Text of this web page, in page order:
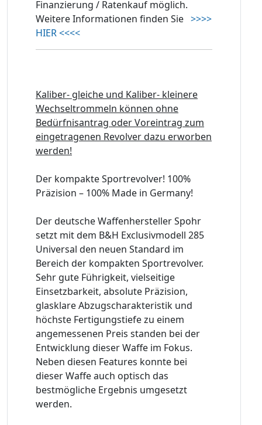
Finanzierung / Ratenkauf möglich.
Weitere Informationen finden Sie >>>>
HIER <<<<
Kaliber- gleiche und Kaliber- kleinere
Wechseltrommeln können ohne
Bedürfnisantrag oder Voreintrag zum
eingetragenen Revolver dazu erworben
werden!
Der kompakte Sportrevolver! 100%
Präzision – 100% Made in Germany!
Der deutsche Waffenhersteller Spohr
setzt mit dem B&H Exclusivmodell 285
Universal den neuen Standard im
Bereich der kompakten Sportrevolver.
Sehr gute Führigkeit, vielseitige
Einsetzbarkeit, absolute Präzision,
glasklare Abzugscharakteristik und
höchste Fertigungstiefe zu einem
angemessenen Preis standen bei der
Entwicklung dieser Waffe im Fokus.
Neben diesen Features konnte bei
dieser Waffe auch optisch das
bestmögliche Ergebnis umgesetzt
werden.